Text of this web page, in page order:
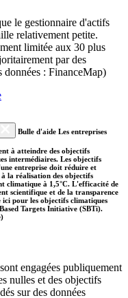
le gestionnaire d'actifs
relativement petite.
limitée aux 30 plus
par des
données : FinanceMap)
Bulle d'aide Les entreprises
à atteindre des objectifs
intermédiaires. Les objectifs
entreprise doit réduire et
la réalisation des objectifs
climatique à 1,5°C. L'efficacité de
scientifique et de la transparence
pour les objectifs climatiques
Targets Initiative (SBTi).
engagées publiquement
nulles et des objectifs
sur des données